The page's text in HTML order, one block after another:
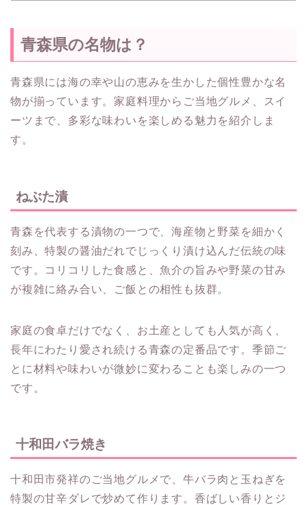
青森県の名物は？
青森県には海の幸や山の恵みを生かした個性豊かな名
物が揃っています。家庭料理からご当地グルメ、スイ
ーツまで、多彩な味わいを楽しめる魅力を紹介しま
す。
ねぶた漬
青森を代表する漬物の一つで、海産物と野菜を細かく
刻み、特製の醤油だれでじっくり漬け込んだ伝統の味
です。コリコリした食感と、魚介の旨みや野菜の甘み
が複雑に絡み合い、ご飯との相性も抜群。
家庭の食卓だけでなく、お土産としても人気が高く、
長年にわたり愛され続ける青森の定番品です。季節ご
とに材料や味わいが微妙に変わることも楽しみの一つ
です。
十和田バラ焼き
十和田市発祥のご当地グルメで、牛バラ肉と玉ねぎを
特製の甘辛ダレで炒めて作ります。香ばしい香りとジ